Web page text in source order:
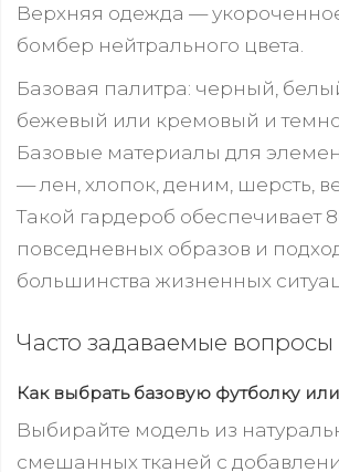
Верхняя одежда —
бомбер нейтрального цвета.
Базовая палитра: черный,
бежевый или кремовый и
Базовые материалы для
— лен, хлопок, деним, шерсть,
Такой гардероб обеспечивает
повседневных образов и
большинства жизненных
Часто задаваемые вопросы
Как выбрать базовую футболку
Выбирайте модель из
смешанных тканей с